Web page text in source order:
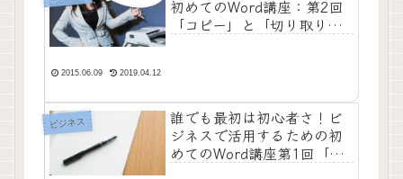
初めてのWord講座：第2回
「コピー」と「切り取り」
2015.06.09 2019.04.12
ビジネス
誰でも最初は初心者さ！ビ
ジネスで活用するための初
めてのWord講座第1回「保